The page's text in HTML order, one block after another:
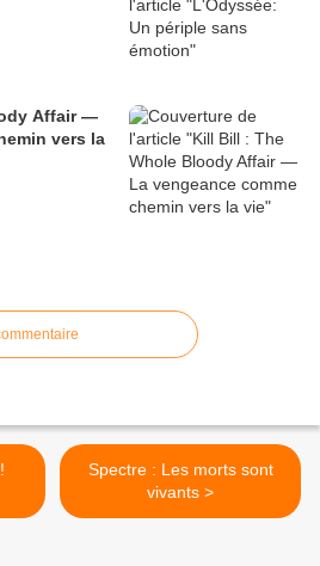
Affair —
vers la
Spectre : Les morts sont
vivants >